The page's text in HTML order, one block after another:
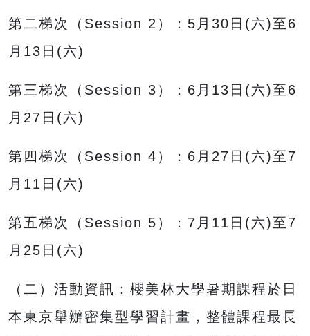
第二梯次（Session 2）：5月30日(六)至6
月13日(六)
第三梯次（Session 3）：6月13日(六)至6
月27日(六)
第四梯次（Session 4）：6月27日(六)至7
月11日(六)
第五梯次（Session 5）：7月11日(六)至7
月25日(六)
（二）活動資訊：櫻美林大學暑期課程於日
本東京舉辦密集型學習計畫，整體課程最長